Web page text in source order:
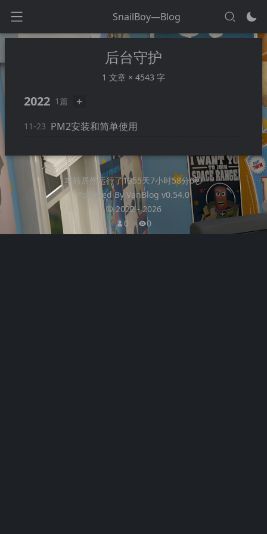
SnailBoy—Blog
后台守护
1 文章 × 4543 字
2022 1篇 +
11-23 PM2安装和简单使用
本站居然运行了1355天7小时58分7秒
Powered By VanBlog v0.54.0
©2022-2026
0
0